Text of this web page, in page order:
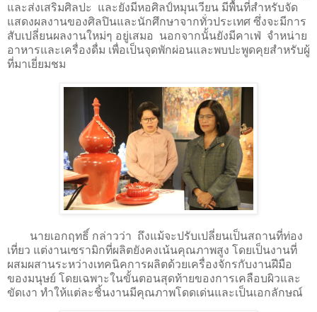
และส่งเสริมศิลปะ และยังมีหอศิลป์หมุนเวียน มีพื้นที่สำหรับจัด
แสดงผลงานของศิลปินและนักศึกษาจากทั่วประเทศ ซึ่งจะมีการ
สับเปลี่ยนผลงานใหม่ๆ อยู่เสมอ นอกจากนั้นยังมีคาเฟ่ จำหน่าย
อาหารและเครื่องดื่ม เพื่อเป็นจุดพักผ่อนและพบปะพูดคุยสำหรับผู้
ที่มาเยี่ยมชม
นายเอกฤทธิ์ กล่าวว่า ถึงแม้จะปรับเปลี่ยนเป็นสถานที่ท่อง
เที่ยว แต่งานเซรามิกที่ผลิตยังคงเน้นคุณภาพสูง โดยเป็นงานที่
ผสมผสานระหว่างเทคนิคการผลิตด้วยเครื่องจักรกับงานฝีมือ
ของมนุษย์ โดยเฉพาะในขั้นตอนสุดท้ายของการเคลือบผิวและ
ขัดเงา ทำให้แต่ละชิ้นงานมีคุณภาพโดดเด่นและเป็นเอกลักษณ์